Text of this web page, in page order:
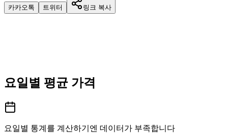
카카오톡 트위터 링크 복사
요일별 평균 가격
요일별 통계를 계산하기엔 데이터가 부족합니다